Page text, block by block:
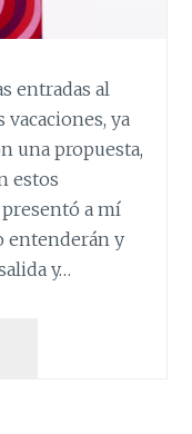
entradas al
vacaciones, ya
una propuesta,
estos
a mí
entenderán y
y…